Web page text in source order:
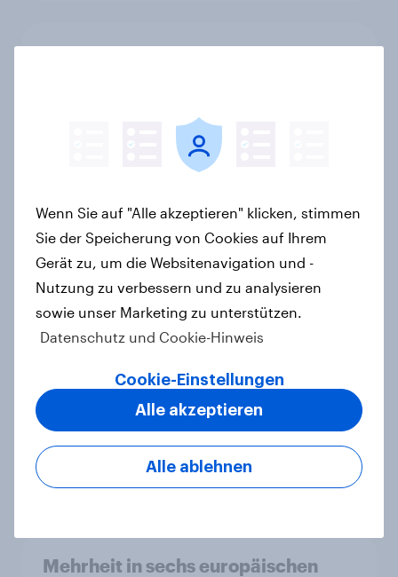
40 Jahre Tschernobyl: Atomrisiko
wird verdrängt, kaum Vorsorge für
Ernstfall – Atomkraft bleibt
Spaltthema
YouGov Sonntagsfrage: AfD liegt
vorn +++ Schwarz-Rot unter Druck:
Union und SPD so niedrig wie seit
Jahren nicht mehr
Artikel
Mehrheit in sechs europäischen
Wenn Sie auf "Alle akzeptieren" klicken, stimmen
Sie der Speicherung von Cookies auf Ihrem
Gerät zu, um die Websitenavigation und -
Nutzung zu verbessern und zu analysieren
sowie unser Marketing zu unterstützen.
Datenschutz und Cookie-Hinweis
Cookie-Einstellungen
Alle ablehnen
Alle akzeptieren